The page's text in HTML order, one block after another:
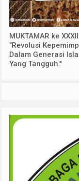
MUKTAMAR ke XXXII
"Revolusi
Dalam Generasi
Yang Tangguh."